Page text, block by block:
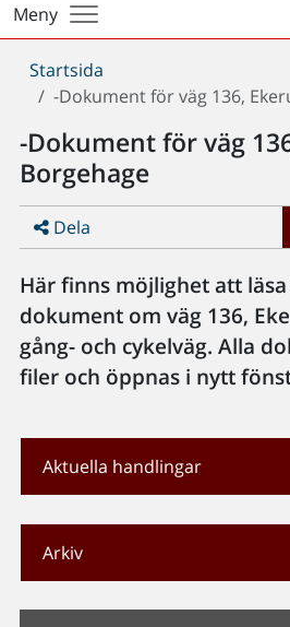
Meny
Du
är
Startsida
-Dokument för väg 136,
-Dokument för väg
Borgehage
Dela
Här finns möjlighet att
dokument om väg 136,
gång- och cykelväg. Alla
filer och öppnas i nytt
Aktuella handlingar
Arkiv